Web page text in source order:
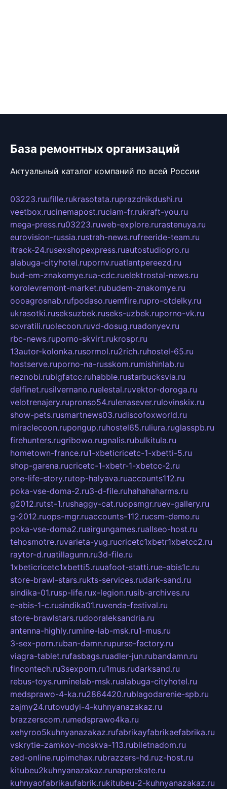
База ремонтных организаций
Актуальный каталог компаний по всей России
03223.ruufille.rukrasotata.ruprazdnikdushi.ru
veetbox.rucinemapost.ruciam-fr.rukraft-you.ru
mega-press.ru03223.ruweb-explore.rurastenuya.ru
eurovision-russia.rustrah-news.rufreeride-team.ru
itrack-24.rusexshopexpress.ruautostudiopro.ru
alabuga-cityhotel.rupornv.ruatlantpereezd.ru
bud-em-znakomye.rua-cdc.ruelektrostal-news.ru
korolevremont-market.rubudem-znakomye.ru
oooagrosnab.rufpodaso.ruemfire.rupro-otdelky.ru
ukrasotki.ruseksuzbek.ruseks-uzbek.ruporno-vk.ru
sovratili.ruolecoon.ruvd-dosug.ruadonyev.ru
rbc-news.ruporno-skvirt.rukrospr.ru
13autor-kolonka.rusormol.ru2rich.ruhostel-65.ru
hostserve.ruporno-na-russkom.rumishinlab.ru
neznobi.rubigfatcc.ruhabble.rustarbucksvia.ru
delfinet.rusilvernano.ruelestal.ruvektor-doroga.ru
velotrenajery.rupronso54.rulenasever.rulovinskix.ru
show-pets.rusmartnews03.rudiscofoxworld.ru
miraclecoon.rupongup.ruhostel65.ruliura.ruglasspb.ru
firehunters.rugribowo.rugnalis.rubulkitula.ru
hometown-france.ru1-xbeticricetc-1-xbetti-5.ru
shop-garena.rucricetc-1-xbetr-1-xbetcc-2.ru
one-life-story.rutop-halyava.ruaccounts112.ru
poka-vse-doma-2.ru3-d-file.ruhahahaharms.ru
g2012.rutst-1.rushaggy-cat.ruopsmgr.ruev-gallery.ru
g-2012.ruops-mgr.ruaccounts-112.rucsm-demo.ru
poka-vse-doma2.ruairgungames.ruallseo-host.ru
tehosmotre.ruvarieta-yug.rucricetc1xbetr1xbetcc2.ru
raytor-d.ruatillagunn.ru3d-file.ru
1xbeticricetc1xbetti5.ruuafoot-statti.rue-abis1c.ru
store-brawl-stars.rukts-services.rudark-sand.ru
sindika-01.rusp-life.rux-legion.rusib-archives.ru
e-abis-1-c.rusindika01.ruvenda-festival.ru
store-brawlstars.rudooraleksandria.ru
antenna-highly.rumine-lab-msk.ru1-mus.ru
3-sex-porn.ruban-damn.rupurse-factory.ru
viagra-tablet.rufasbags.ruadler-jun.rubandamn.ru
fincontech.ru3sexporn.ru1mus.rudarksand.ru
rebus-toys.ruminelab-msk.rualabuga-cityhotel.ru
medsprawo-4-ka.ru2864420.rublagodarenie-spb.ru
zajmy24.rutovudyi-4-kuhnyanazakaz.ru
brazzerscom.rumedsprawo4ka.ru
xehyroo5kuhnyanazakaz.rufabrikayfabrikaefabrika.ru
vskrytie-zamkov-moskva-113.rubiletnadom.ru
zed-online.rupimchax.rubrazzers-hd.ruz-host.ru
kitubeu2kuhnyanazakaz.runaperekate.ru
kuhnyaofabrikaufabrik.rukitubeu-2-kuhnyanazakaz.ru